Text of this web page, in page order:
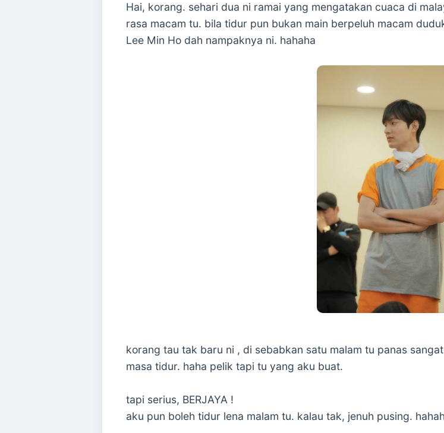
Hai, korang. sehari dua ni ramai yang mengatakan cuaca di
rasa macam tu. bila tidur pun bukan main berpeluh macam
Lee Min Ho dah nampaknya ni. hahaha
korang tau tak baru ni , di sebabkan satu malam tu panas
masa tidur. haha pelik tapi tu yang aku buat.
tapi serius, BERJAYA !
aku pun boleh tidur lena malam tu. kalau tak, jenuh pusing.